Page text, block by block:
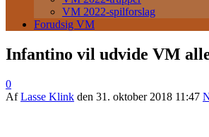
VM 2022-spilforslag
Forudsig VM
Infantino vil udvide VM
0
AfLasse Klink den 31. oktober 2018 11:47